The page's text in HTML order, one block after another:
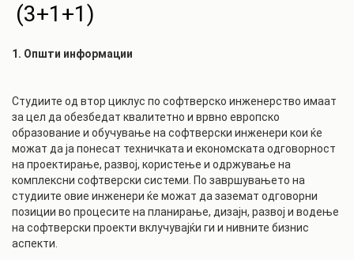
(3+1+1)
1. Општи информации
Студиите од втор циклус по софтверско инженерство имаат
за цел да обезбедат квалитетно и врвно европско
образование и обучување на софтверски инженери кои ќе
можат да ја понесат техничката и економската одговорност
на проектирање, развој, користење и одржување на
комплексни софтверски системи. По завршувањето на
студиите овие инженери ќе можат да заземат одговорни
позиции во процесите на планирање, дизајн, развој и водење
на софтверски проекти вклучувајќи ги и нивните бизнис
аспекти.